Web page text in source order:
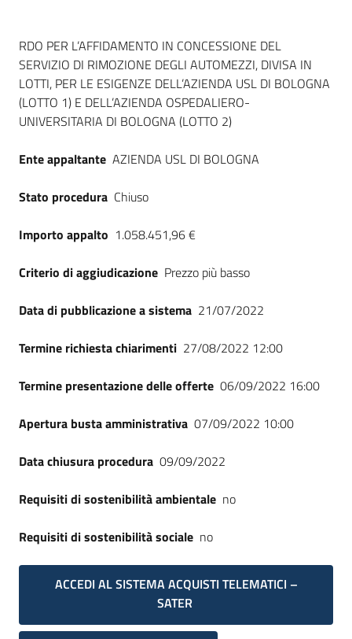
English
site
Seguici
Dati del bando
RDO PER L’AFFIDAMENTO IN CONCESSIONE DEL
SERVIZIO DI RIMOZIONE DEGLI AUTOMEZZI, DIVISA IN
LOTTI, PER LE ESIGENZE DELL’AZIENDA USL DI BOLOGNA
(LOTTO 1) E DELL’AZIENDA OSPEDALIERO-
UNIVERSITARIA DI BOLOGNA (LOTTO 2)
Ente appaltante AZIENDA USL DI BOLOGNA
Stato procedura Chiuso
Importo appalto 1.058.451,96 €
Criterio di aggiudicazione Prezzo più basso
Data di pubblicazione a sistema 21/07/2022
Termine richiesta chiarimenti 27/08/2022 12:00
Termine presentazione delle offerte 06/09/2022 16:00
Apertura busta amministrativa 07/09/2022 10:00
Data chiusura procedura 09/09/2022
Requisiti di sostenibilità ambientale no
Requisiti di sostenibilità sociale no
ACCEDI AL SISTEMA ACQUISTI TELEMATICI –
SATER